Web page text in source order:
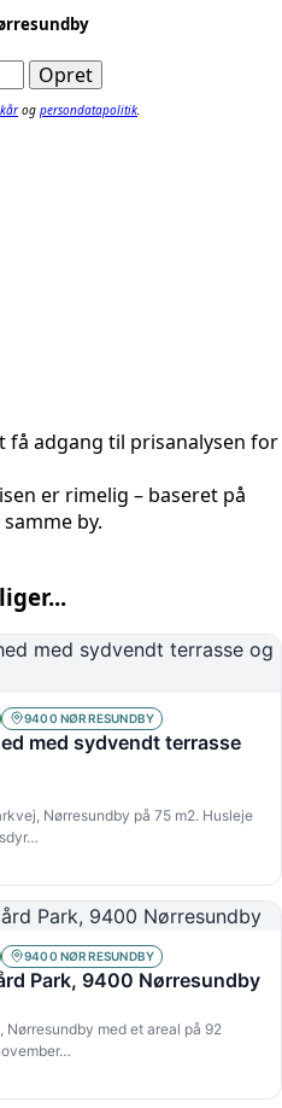
og persondatapolitik
adgang til prisanalysen for
er rimelig – baseret på
by.
9400 NØRRESUNDBY
med sydvendt terrasse
Nørresundby på 75 m2. Husleje
9400 NØRRESUNDBY
Park, 9400 Nørresundby
med et areal på 92